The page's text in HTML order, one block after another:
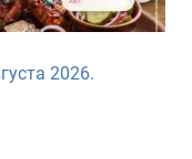
2026.